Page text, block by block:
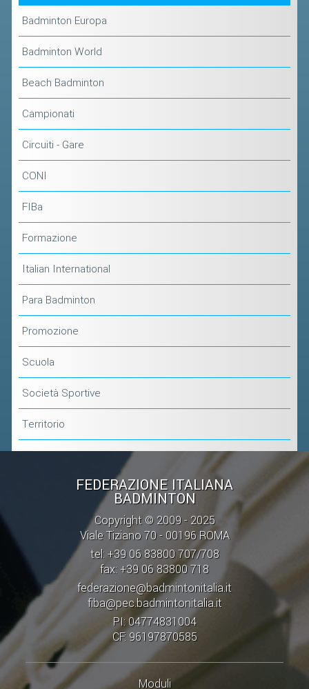
Badminton Europa
Badminton World
Beach Badminton
Campionati
Circuiti - Gare
CONI
FIBa
Formazione
Italian International
Para Badminton
Promozione
Scuola
Società Sportive
Territorio
FEDERAZIONE ITALIANA
BADMINTON
Copyright © 2009 - 2025
Viale Tiziano 70 - 00196 ROMA
tel: +39 06 83800 707/708
fax: +39 06 83800 718
federazione@badmintonitalia.it
fiba@pec.badmintonitalia.it
PI: 04774831004
CF: 96197870585
Moduli
ATLETI D'INTERESSE NAZIONALE
PROMOZIONE
NUOVI GIOCHI DELLA GIOVENTÙ
PROGETTI CONI
FORMAZIONE
DIRIGENTI
MATERIALE DIDATTICO
DOCUMENTAZIONE E RICERCA
CONVENZIONI UNIVERSITÀ
DOCENTI FORMATORI
(D)ISTANTI DI B@DMINTON
ALBI FEDERALI
FEDERAZIONE TRASPARENTE
AMMISSIONE, AFFILIAZIONE E
REVOCA DI SOCIETÀ, ASSOCIAZIONI
E TESSERATI